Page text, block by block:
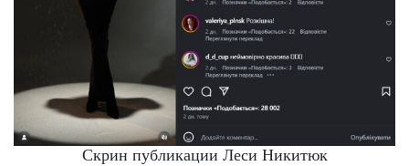
Скрин публикации Леси Никитюк